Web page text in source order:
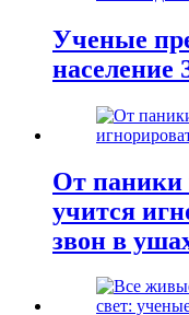
Ученые
население
От паники
учится
звон в